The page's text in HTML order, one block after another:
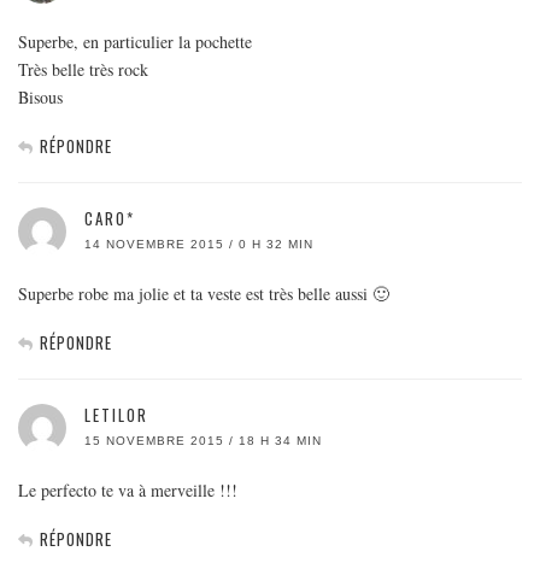
Superbe, en particulier la pochette
Très belle très rock
Bisous
RÉPONDRE
CARO*
14 NOVEMBRE 2015 / 0 H 32 MIN
Superbe robe ma jolie et ta veste est très belle aussi 🙂
RÉPONDRE
LETILOR
15 NOVEMBRE 2015 / 18 H 34 MIN
Le perfecto te va à merveille !!!
RÉPONDRE